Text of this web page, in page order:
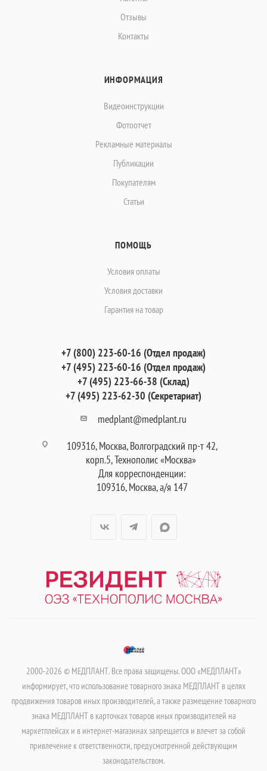
Отзывы
Контакты
ИНФОРМАЦИЯ
Видеоинструкции
Фотоотчет
Рекламные материалы
Публикации
Покупателям
Статьи
ПОМОЩЬ
Условия оплаты
Условия доставки
Гарантия на товар
+7 (800) 223-60-16 (Отдел продаж)
+7 (495) 223-60-16 (Отдел продаж)
+7 (495) 223-66-38 (Склад)
+7 (495) 223-62-30 (Секретариат)
medplant@medplant.ru
109316, Москва, Волгоградский пр-т 42,
корп.5, Технополис «Москва»
Для корреспонденции:
109316, Москва, а/я 147
2000-2026 © МЕДПЛАНТ. Все права защищены. ООО «МЕДПЛАНТ»
информирует, что использование товарного знака МЕДПЛАНТ в целях
продвижения товаров иных производителей, а также размещение товарного
знака МЕДПЛАНТ в карточках товаров иных производителей на
маркетплейсах и в интернет-магазинах запрещается и влечет за собой
привлечение к ответственности, предусмотренной действующим
законодательством.